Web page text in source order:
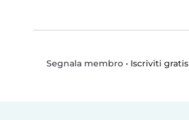
Segnala membro• Iscriviti gratis